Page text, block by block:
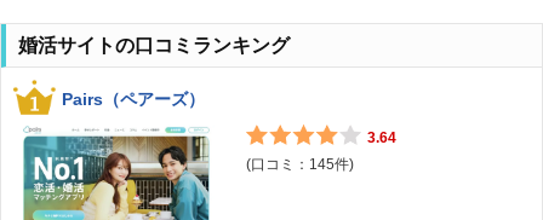
婚活サイトの口コミランキング
Pairs（ペアーズ）
3.64
(口コミ： 145件)